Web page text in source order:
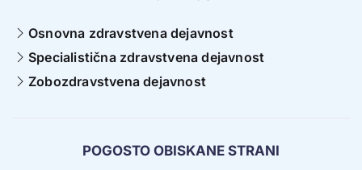
Osnovna zdravstvena dejavnost
Specialistična zdravstvena dejavnost
Zobozdravstvena dejavnost
POGOSTO OBISKANE STRANI